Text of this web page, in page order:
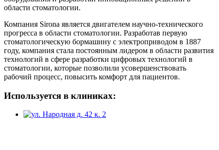
области стоматологии.
Компания Sirona является двигателем научно-технического
прогресса в области стоматологии. Разработав первую
стоматологическую бормашину с электроприводом в 1887
году, компания стала постоянным лидером в области развития
технологий в сфере разработки цифровых технологий в
стоматологии, которые позволили усовершенствовать
рабочий процесс, повысить комфорт для пациентов.
Используется в клиниках: